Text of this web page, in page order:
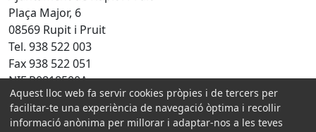
Plaça Major, 6
08569 Rupit i Pruit
Tel. 938 522 003
Fax 938 522 051
NIF P0818500A
Amb la col·laboració de:
Aquest lloc web fa servir cookies pròpies i de tercers per
facilitar-te una experiència de navegació òptima i recollir
informació anònima per millorar i adaptar-nos a les teves